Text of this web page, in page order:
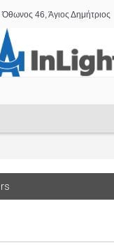
Όθωνος 46, Άγιος Δημήτριος